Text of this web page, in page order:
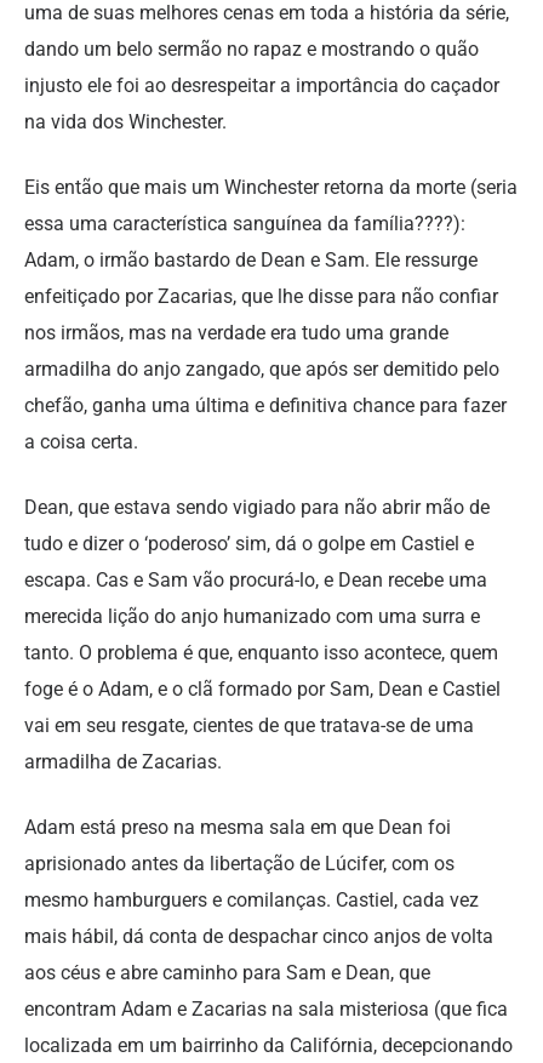
uma de suas melhores cenas em toda a história da série,
dando um belo sermão no rapaz e mostrando o quão
injusto ele foi ao desrespeitar a importância do caçador
na vida dos Winchester.
Eis então que mais um Winchester retorna da morte (seria
essa uma característica sanguínea da família????):
Adam, o irmão bastardo de Dean e Sam. Ele ressurge
enfeitiçado por Zacarias, que lhe disse para não confiar
nos irmãos, mas na verdade era tudo uma grande
armadilha do anjo zangado, que após ser demitido pelo
chefão, ganha uma última e definitiva chance para fazer
a coisa certa.
Dean, que estava sendo vigiado para não abrir mão de
tudo e dizer o ‘poderoso’ sim, dá o golpe em Castiel e
escapa. Cas e Sam vão procurá-lo, e Dean recebe uma
merecida lição do anjo humanizado com uma surra e
tanto. O problema é que, enquanto isso acontece, quem
foge é o Adam, e o clã formado por Sam, Dean e Castiel
vai em seu resgate, cientes de que tratava-se de uma
armadilha de Zacarias.
Adam está preso na mesma sala em que Dean foi
aprisionado antes da libertação de Lúcifer, com os
mesmo hamburguers e comilanças. Castiel, cada vez
mais hábil, dá conta de despachar cinco anjos de volta
aos céus e abre caminho para Sam e Dean, que
encontram Adam e Zacarias na sala misteriosa (que fica
localizada em um bairrinho da Califórnia, decepcionando